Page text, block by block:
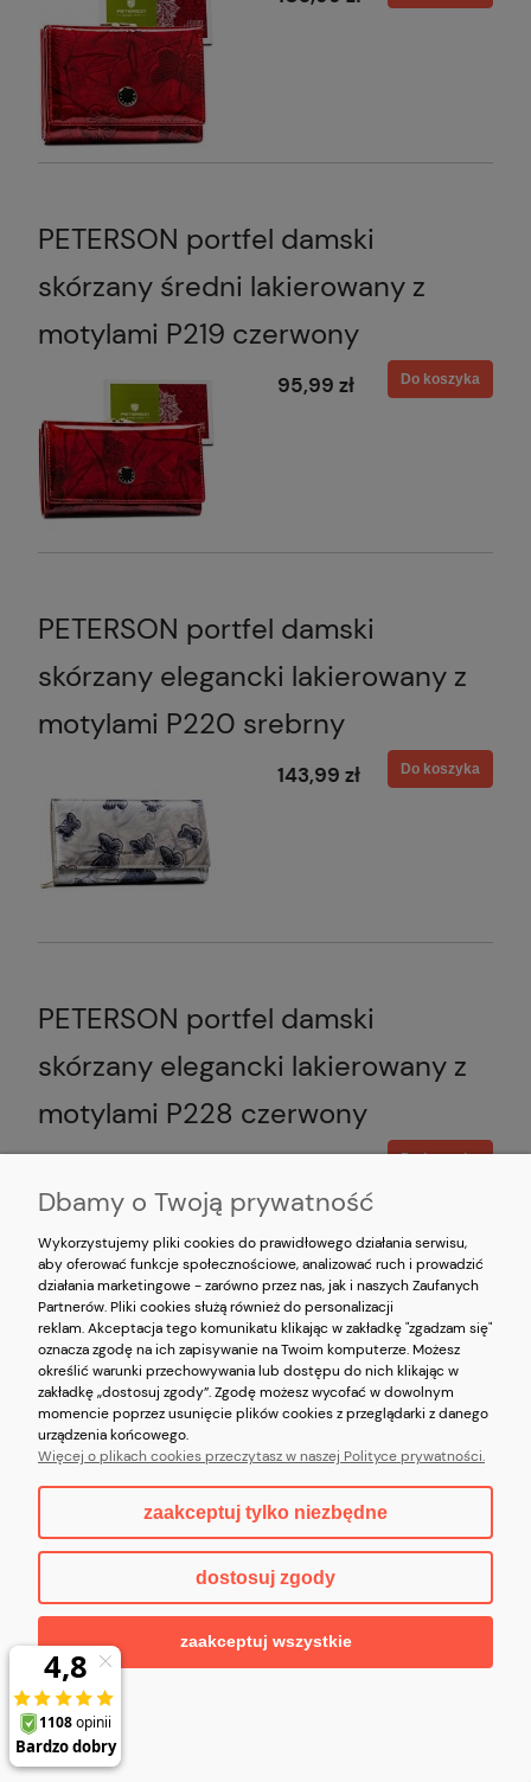
PETERSON portfel damski
skórzany średni lakierowany z
motylami P219 czerwony
95,99 zł Do koszyka
PETERSON portfel damski
skórzany elegancki lakierowany z
motylami P220 srebrny
143,99 zł Do koszyka
PETERSON portfel damski
skórzany elegancki lakierowany z
motylami P228 czerwony
Do koszyka
PETERSON portfel damski
skórzany elegancki lakierowany z
biglem P209 czarny
137,99 zł Do koszyka
Dbamy o Twoją prywatność
Wykorzystujemy pliki cookies do prawidłowego działania serwisu,
aby oferować funkcje społecznościowe, analizować ruch i prowadzić
działania marketingowe - zarówno przez nas, jak i naszych Zaufanych
Partnerów. Pliki cookies służą również do personalizacji
reklam. Akceptacja tego komunikatu klikając w zakładkę "zgadzam się"
oznacza zgodę na ich zapisywanie na Twoim komputerze. Możesz
określić warunki przechowywania lub dostępu do nich klikając w
zakładkę „dostosuj zgody”. Zgodę możesz wycofać w dowolnym
momencie poprzez usunięcie plików cookies z przeglądarki z danego
urządzenia końcowego.
Więcej o plikach cookies przeczytasz w naszej Polityce prywatności.
zaakceptuj tylko niezbędne
dostosuj zgody
zaakceptuj wszystkie